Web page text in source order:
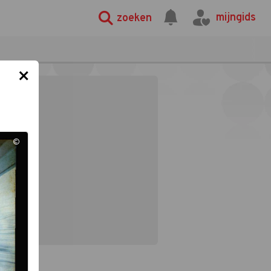
zoeken mijngids
×
©